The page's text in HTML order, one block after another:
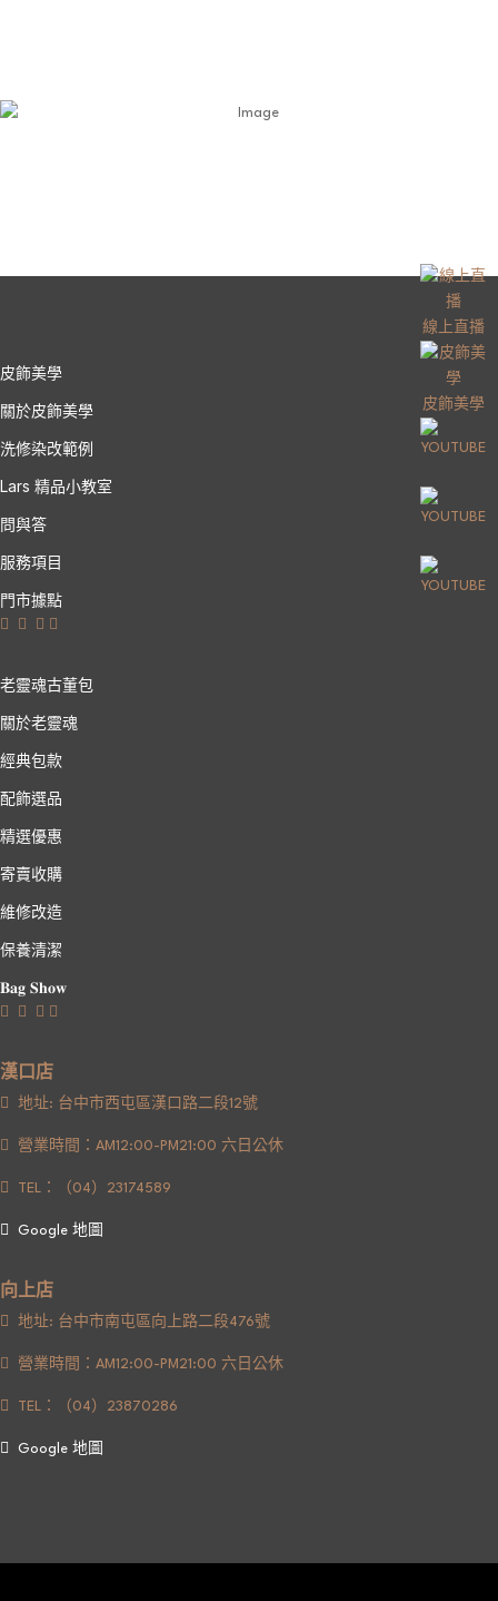
皮飾美學
關於皮飾美學
洗修染改範例
Lars 精品小教室
問與答
服務項目
門市據點
老靈魂古董包
關於老靈魂
經典包款
配飾選品
精選優惠
寄賣收購
維修改造
保養清潔
𝐁𝐚𝐠 𝐒𝐡𝐨𝐰
漢口店
地址: 台中市西屯區漢口路二段12號
營業時間：AM12:00-PM21:00 六日公休
TEL：（04）23174589
Google 地圖
向上店
地址: 台中市南屯區向上路二段476號
營業時間：AM12:00-PM21:00 六日公休
TEL：（04）23870286
Google 地圖
線上直播
皮飾美學